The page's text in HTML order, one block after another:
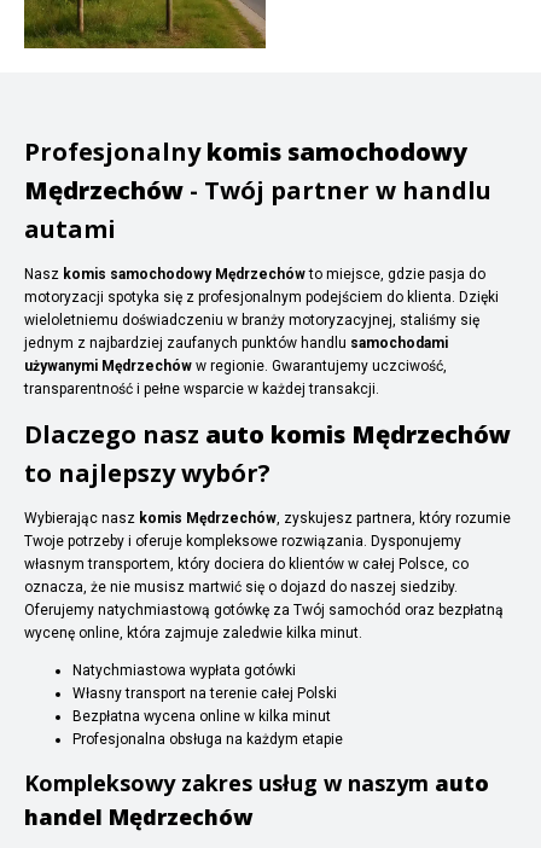
Profesjonalnykomis samochodowy
Mędrzechów - Twój partner w handlu
autami
Nasz komis samochodowy Mędrzechówto miejsce, gdzie pasja do
motoryzacji spotyka się z profesjonalnym podejściem do klienta. Dzięki
wieloletniemu doświadczeniu w branży motoryzacyjnej, staliśmy się
jednym z najbardziej zaufanych punktów handlu samochodami
używanymi Mędrzechów w regionie. Gwarantujemy uczciwość,
transparentność i pełne wsparcie w każdej transakcji.
Dlaczego nasz auto komis Mędrzechów
to najlepszy wybór?
Wybierając nasz komis Mędrzechów, zyskujesz partnera, który rozumie
Twoje potrzeby i oferuje kompleksowe rozwiązania. Dysponujemy
własnym transportem, który dociera do klientów w całej Polsce, co
oznacza, że nie musisz martwić się o dojazd do naszej siedziby.
Oferujemy natychmiastową gotówkę za Twój samochód oraz bezpłatną
wycenę online, która zajmuje zaledwie kilka minut.
Natychmiastowa wypłata gotówki
Własny transport na terenie całej Polski
Bezpłatna wycena online w kilka minut
Profesjonalna obsługa na każdym etapie
Kompleksowy zakres usług w naszym auto
handel Mędrzechów